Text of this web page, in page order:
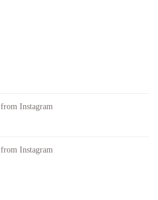
Instagram
Instagram